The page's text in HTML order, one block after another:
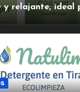
y relajante, ideal